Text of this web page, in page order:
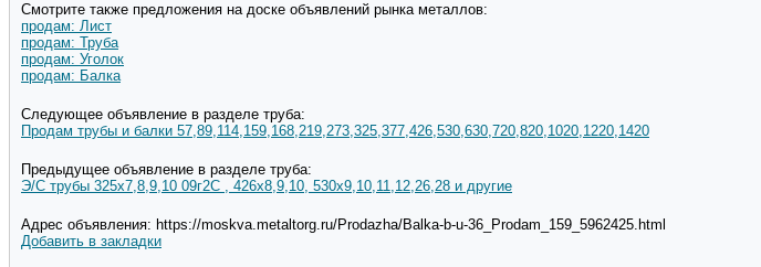
Смотрите также предложения на доске объявлений рынка металлов:
продам: Лист
продам: Труба
продам: Уголок
продам: Балка
Следующее объявление в разделе труба:
Продам трубы и балки 57,89,114,159,168,219,273,325,377,426,530,630,720,820,1020,1220,1420
Предыдущее объявление в разделе труба:
Э/С трубы 325х7,8,9,10 09г2С , 426х8,9,10, 530х9,10,11,12,26,28 и другие
Адрес объявления: https://moskva.metaltorg.ru/Prodazha/Balka-b-u-36_Prodam_159_5962425.html
Добавить в закладки